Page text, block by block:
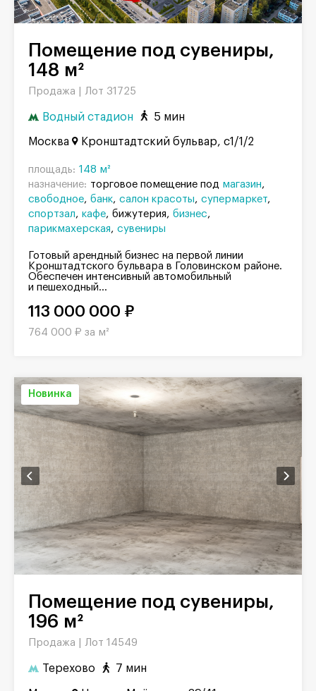
Помещение под сувениры,
148 м²
Продажа | Лот 31725
Водный стадион 5 мин
Москва Кронштадтский бульвар, с1/1/2
площадь: 148 м²
назначение: торговое помещение под магазин
свободное банк салон красоты
супермаркет
спортзал
кафе бижутерия
бизнес
парикмахерская
сувениры
Готовый арендный бизнес на первой линии
Кронштадтского бульвара в Головинском районе.
Обеспечен интенсивный автомобильный
и пешеходный...
113 000 000 ₽
764 000 ₽ за м²
Новинка
Помещение под сувениры,
196 м²
Продажа | Лот 14549
Терехово 7 мин